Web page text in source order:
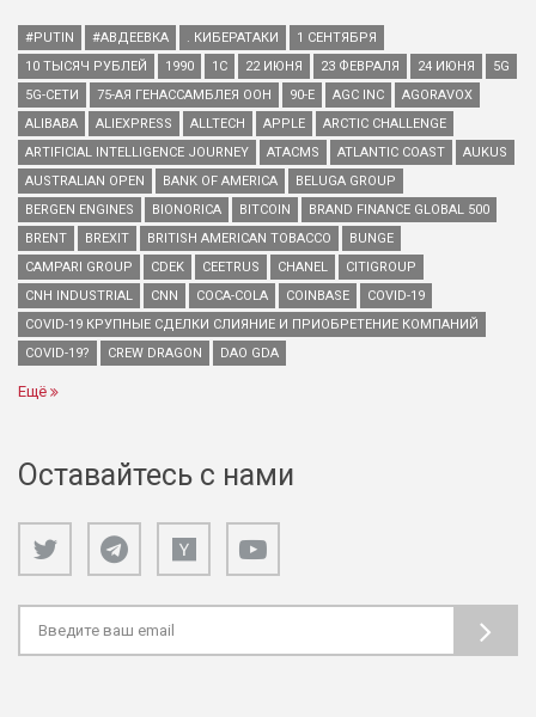
#PUTIN #АВДЕЕВКА . КИБЕРАТАКИ
1 СЕНТЯБРЯ
10 ТЫСЯЧ РУБЛЕЙ
1990 1С 22 ИЮНЯ 23 ФЕВРАЛЯ 24 ИЮНЯ
5G
5G-СЕТИ
75-АЯ ГЕНАССАМБЛЕЯ ООН 90-Е AGC INC
AGORAVOX
ALIBABA
ALIEXPRESS ALLTECH APPLE
ARCTIC CHALLENGE
ARTIFICIAL INTELLIGENCE JOURNEY
ATACMS ATLANTIC COAST
AUKUS
AUSTRALIAN OPEN
BANK OF AMERICA
BELUGA GROUP
BERGEN ENGINES
BIONORICA BITCOIN
BRAND FINANCE GLOBAL 500
BRENT
BREXIT BRITISH AMERICAN TOBACCO
BUNGE
CAMPARI GROUP
CDEK CEETRUS CHANEL
CITIGROUP
CNH INDUSTRIAL
CNN COCA-COLA COINBASE
COVID-19
COVID-19 КРУПНЫЕ СДЕЛКИ СЛИЯНИЕ И ПРИОБРЕТЕНИЕ КОМПАНИЙ
COVID-19?
CREW DRAGON DAO GDA
Ещё
Оставайтесь с нами